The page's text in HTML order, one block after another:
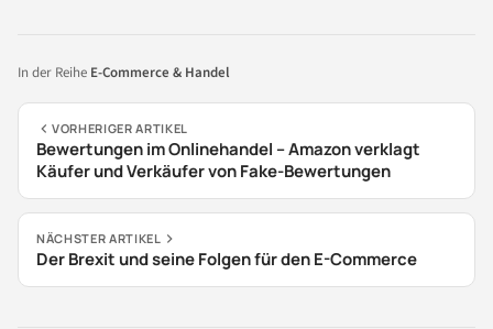
In der Reihe E-Commerce & Handel
VORHERIGER ARTIKEL
Bewertungen im Onlinehandel – Amazon verklagt
Käufer und Verkäufer von Fake-Bewertungen
NÄCHSTER ARTIKEL
Der Brexit und seine Folgen für den E-Commerce